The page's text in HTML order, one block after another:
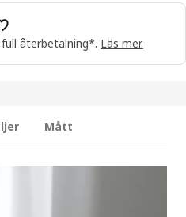
återbetalning*. Läs mer.
Mått